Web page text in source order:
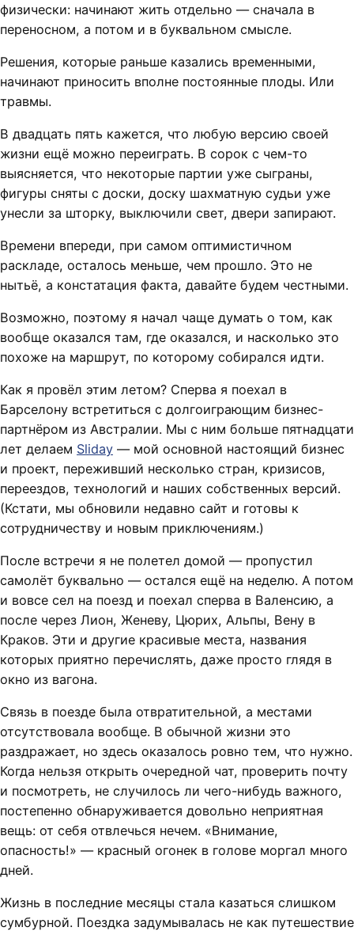
физически: начинают жить отдельно — сначала в
переносном, а потом и в буквальном смысле.
Решения, которые раньше казались временными,
начинают приносить вполне постоянные плоды. Или
травмы.
В двадцать пять кажется, что любую версию своей
жизни ещё можно переиграть. В сорок с чем-то
выясняется, что некоторые партии уже сыграны,
фигуры сняты с доски, доску шахматную судьи уже
унесли за шторку, выключили свет, двери запирают.
Времени впереди, при самом оптимистичном
раскладе, осталось меньше, чем прошло. Это не
нытьё, а констатация факта, давайте будем честными.
Возможно, поэтому я начал чаще думать о том, как
вообще оказался там, где оказался, и насколько это
похоже на маршрут, по которому собирался идти.
Как я провёл этим летом? Сперва я поехал в
Барселону встретиться с долгоиграющим бизнес-
партнёром из Австралии. Мы с ним больше пятнадцати
лет делаем Sliday — мой основной настоящий бизнес
и проект, переживший несколько стран, кризисов,
переездов, технологий и наших собственных версий.
(Кстати, мы обновили недавно сайт и готовы к
сотрудничеству и новым приключениям.)
После встречи я не полетел домой — пропустил
самолёт буквально — остался ещё на неделю. А потом
и вовсе сел на поезд и поехал сперва в Валенсию, а
после через Лион, Женеву, Цюрих, Альпы, Вену в
Краков. Эти и другие красивые места, названия
которых приятно перечислять, даже просто глядя в
окно из вагона.
Связь в поезде была отвратительной, а местами
отсутствовала вообще. В обычной жизни это
раздражает, но здесь оказалось ровно тем, что нужно.
Когда нельзя открыть очередной чат, проверить почту
и посмотреть, не случилось ли чего-нибудь важного,
постепенно обнаруживается довольно неприятная
вещь: от себя отвлечься нечем. «Внимание,
опасность!» — красный огонек в голове моргал много
дней.
Жизнь в последние месяцы стала казаться слишком
сумбурной. Поездка задумывалась не как путешествие